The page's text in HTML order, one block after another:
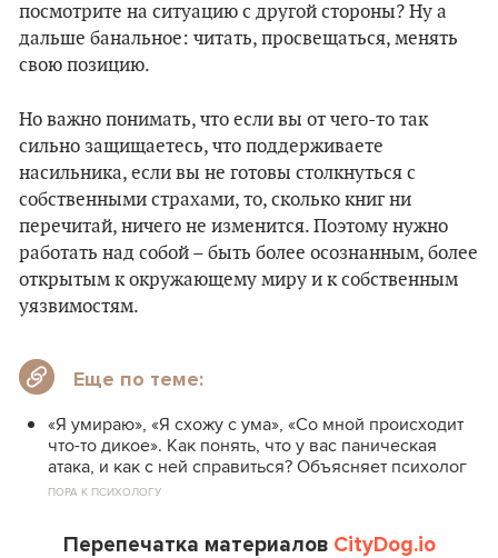
посмотрите на ситуацию с другой стороны? Ну а
дальше банальное: читать, просвещаться, менять
свою позицию.
Но важно понимать, что если вы от чего-то так
сильно защищаетесь, что поддерживаете
насильника, если вы не готовы столкнуться с
собственными страхами, то, сколько книг ни
перечитай, ничего не изменится. Поэтому нужно
работать над собой – быть более осознанным, более
открытым к окружающему миру и к собственным
уязвимостям.
Еще по теме:
«Я умираю», «Я схожу с ума», «Со мной происходит
что-то дикое». Как понять, что у вас паническая
атака, и как с ней справиться? Объясняет психолог
ПОРА К ПСИХОЛОГУ
Перепечатка материалов CityDog.io